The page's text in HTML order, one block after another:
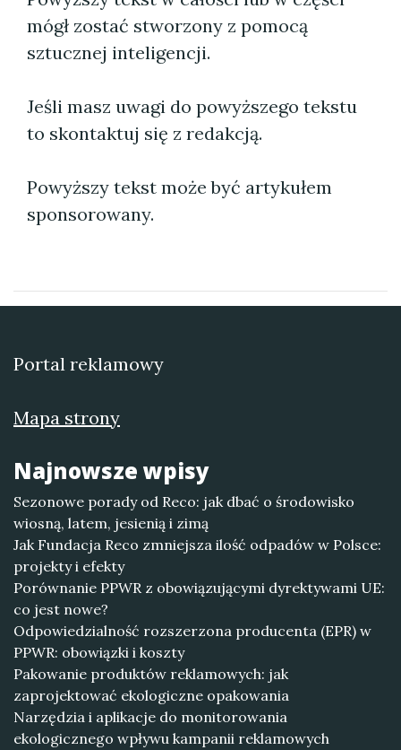
mógł zostać stworzony z pomocą
sztucznej inteligencji.
Jeśli masz uwagi do powyższego tekstu
to skontaktuj się z redakcją.
Powyższy tekst może być artykułem
sponsorowany.
Portal reklamowy
Mapa strony
Najnowsze wpisy
Sezonowe porady od Reco: jak dbać o środowisko
wiosną, latem, jesienią i zimą
Jak Fundacja Reco zmniejsza ilość odpadów w Polsce:
projekty i efekty
Porównanie PPWR z obowiązującymi dyrektywami UE:
co jest nowe?
Odpowiedzialność rozszerzona producenta (EPR) w
PPWR: obowiązki i koszty
Pakowanie produktów reklamowych: jak
zaprojektować ekologiczne opakowania
Narzędzia i aplikacje do monitorowania
ekologicznego wpływu kampanii reklamowych